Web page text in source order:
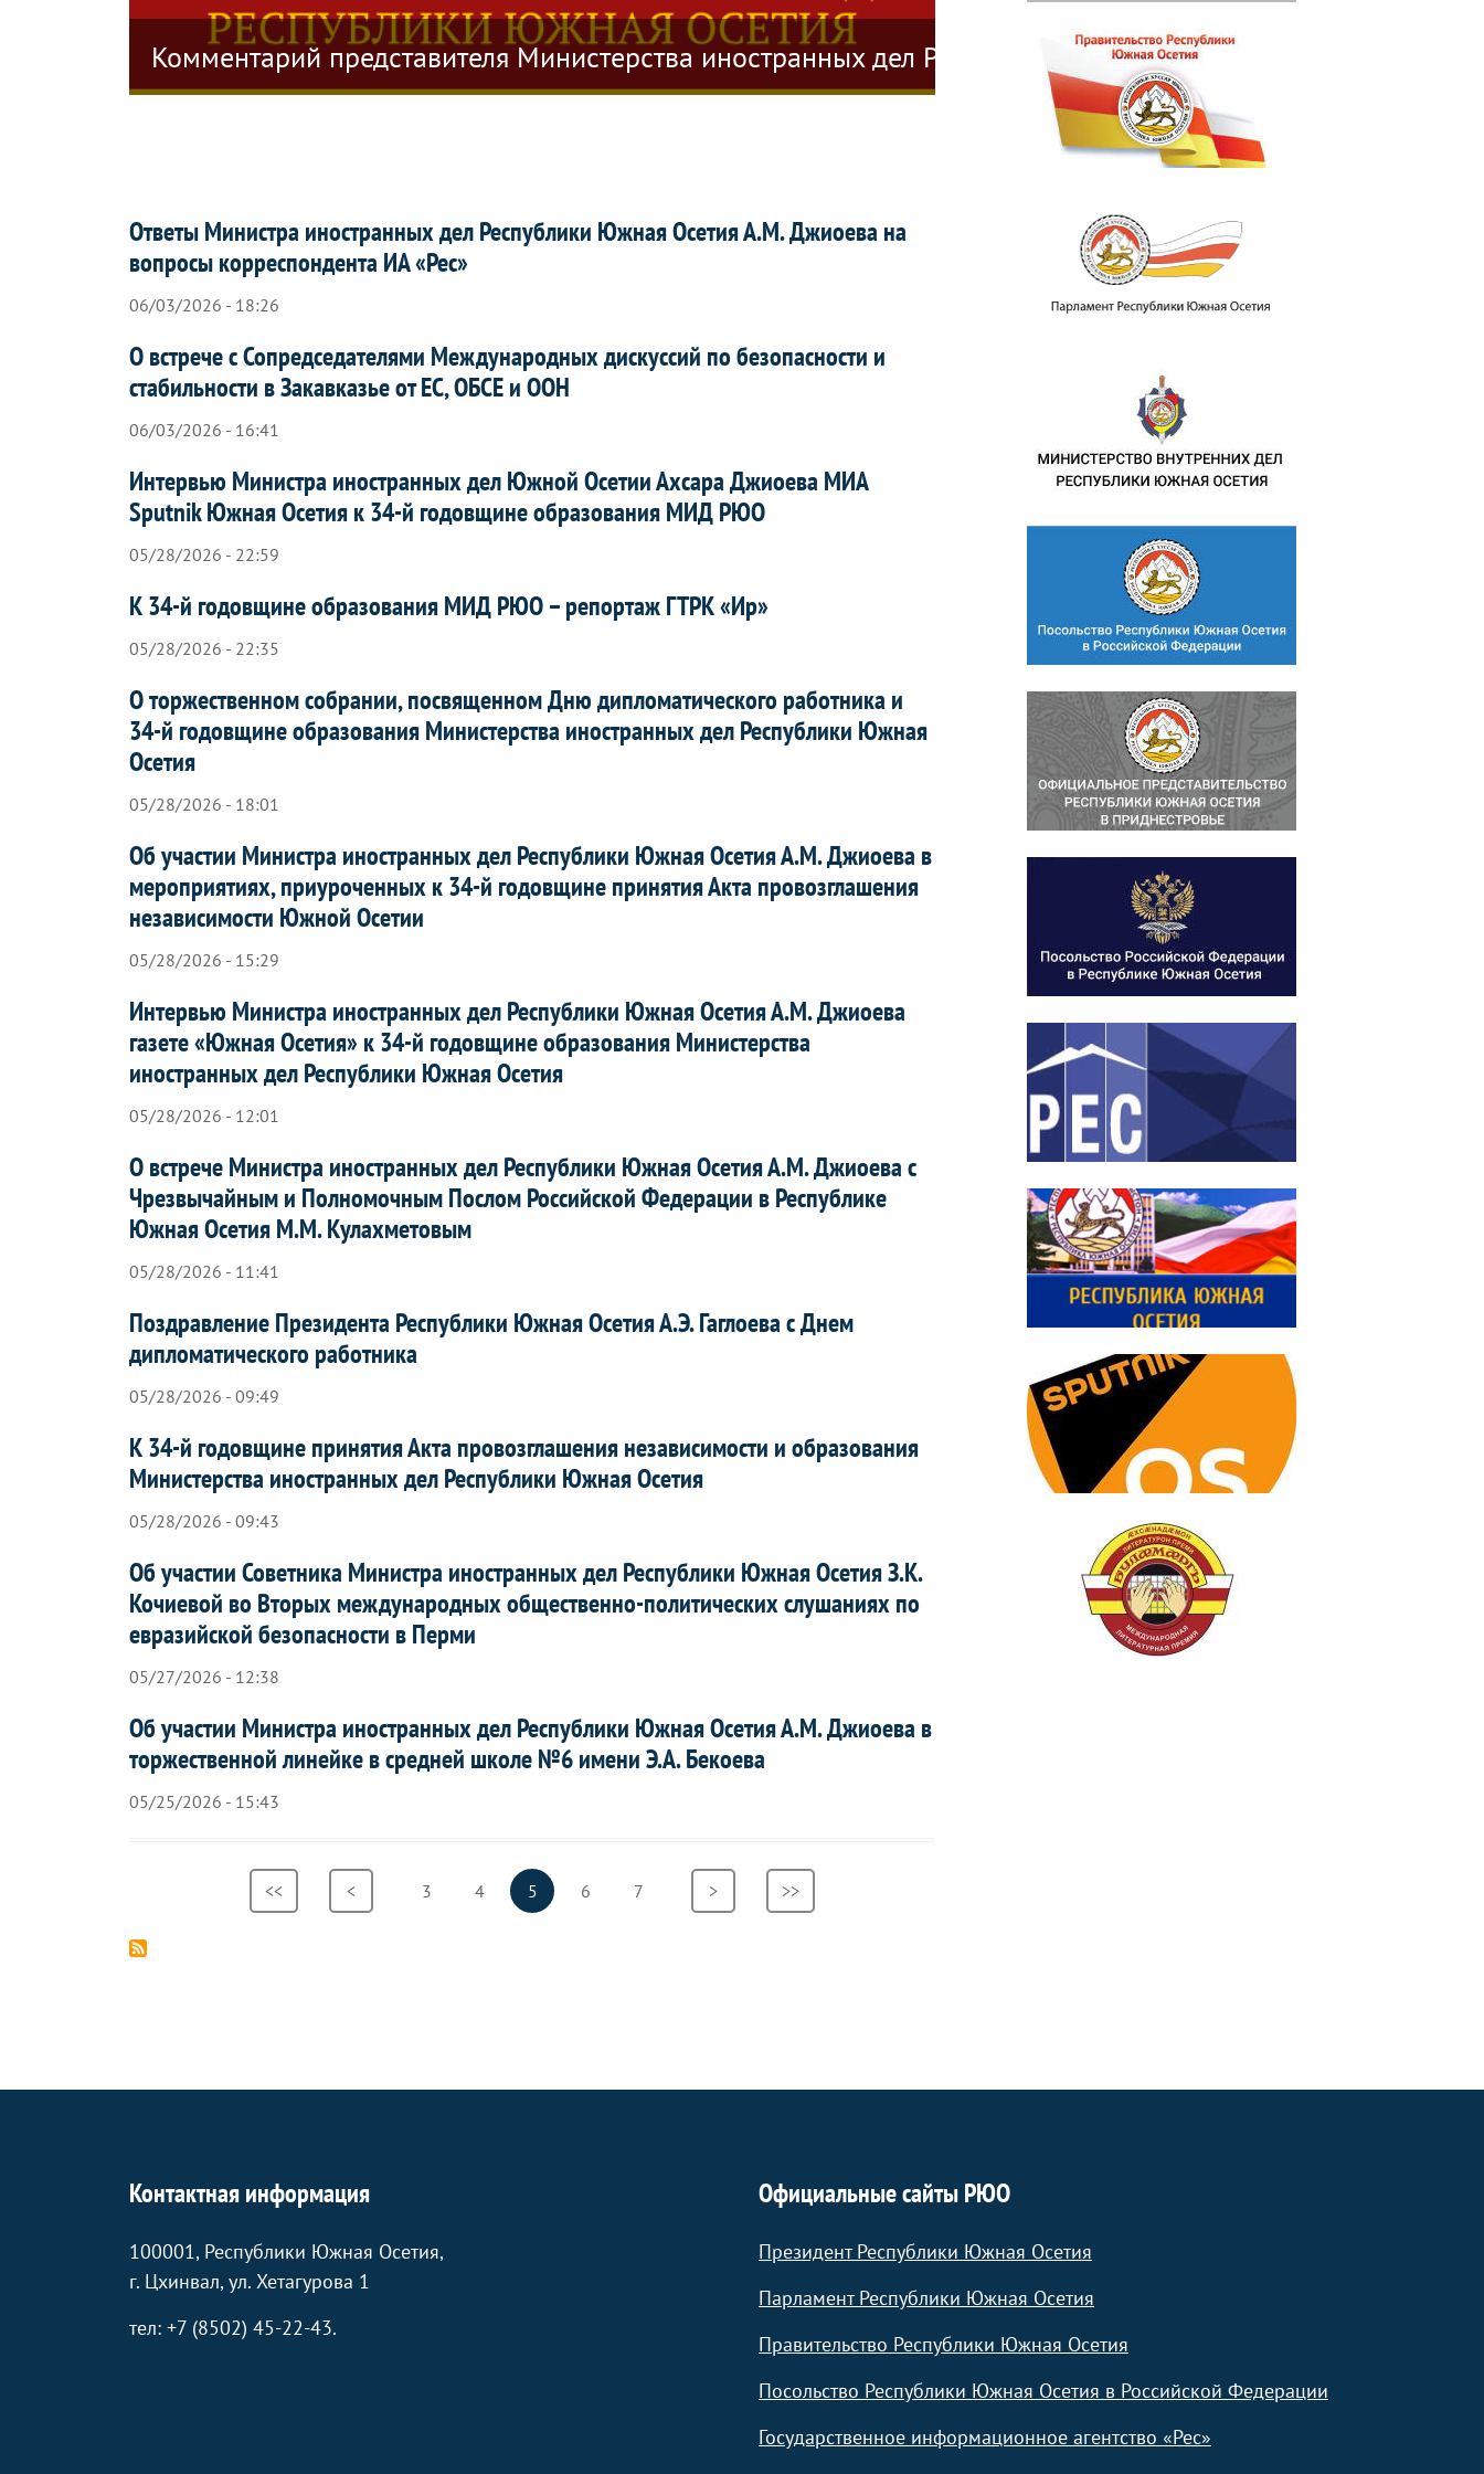
дел Республики Южная Осетия в связи с заявлением стран НАТО
Комментарий представителя Министерства иностранных дел Республики Южная Осетия в связи с
О памятных мероприятиях,
Ответы Министра иностранных дел Республики Южная Осетия А.М. Джиоева на
вопросы корреспондента ИА «Рес»
06/03/2026 - 18:26
О встрече с Сопредседателями Международных дискуссий по безопасности и
стабильности в Закавказье от ЕС, ОБСЕ и ООН
06/03/2026 - 16:41
Интервью Министра иностранных дел Южной Осетии Ахсара Джиоева МИА
Sputnik Южная Осетия к 34-й годовщине образования МИД РЮО
05/28/2026 - 22:59
К 34-й годовщине образования МИД РЮО – репортаж ГТРК «Ир»
05/28/2026 - 22:35
О торжественном собрании, посвященном Дню дипломатического работника и
34-й годовщине образования Министерства иностранных дел Республики Южная
Осетия
05/28/2026 - 18:01
Об участии Министра иностранных дел Республики Южная Осетия А.М. Джиоева в
мероприятиях, приуроченных к 34-й годовщине принятия Акта провозглашения
независимости Южной Осетии
05/28/2026 - 15:29
Интервью Министра иностранных дел Республики Южная Осетия А.М. Джиоева
газете «Южная Осетия» к 34-й годовщине образования Министерства
иностранных дел Республики Южная Осетия
05/28/2026 - 12:01
О встрече Министра иностранных дел Республики Южная Осетия А.М. Джиоева с
Чрезвычайным и Полномочным Послом Российской Федерации в Республике
Южная Осетия М.М. Кулахметовым
05/28/2026 - 11:41
Поздравление Президента Республики Южная Осетия А.Э. Гаглоева с Днем
дипломатического работника
05/28/2026 - 09:49
К 34-й годовщине принятия Акта провозглашения независимости и образования
Министерства иностранных дел Республики Южная Осетия
05/28/2026 - 09:43
Об участии Советника Министра иностранных дел Республики Южная Осетия З.К.
Кочиевой во Вторых международных общественно-политических слушаниях по
евразийской безопасности в Перми
05/27/2026 - 12:38
Об участии Министра иностранных дел Республики Южная Осетия А.М. Джиоева в
торжественной линейке в средней школе №6 имени Э.А. Бекоева
05/25/2026 - 15:43
НумерацияПервая
<<
Предыдущая
< Страница
3 Страница
4
Текущая
5 Страница
6 Страница
7
Следующая
>
Последняя
>>
Контактная информация
100001, Республики Южная Осетия,
г. Цхинвал, ул. Хетагурова 1
тел: +7 (8502) 45-22-43.
Официальные сайты РЮО
Президент Республики Южная Осетия
Парламент Республики Южная Осетия
Правительство Республики Южная Осетия
Посольство Республики Южная Осетия в Российской Федерации
Государственное информационное агентство «Рес»